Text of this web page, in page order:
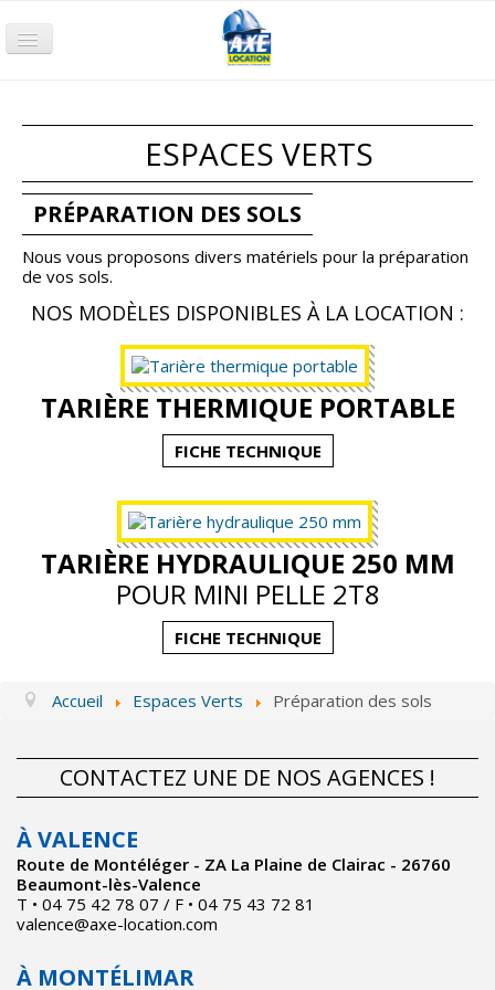
Compactage
Nacelle
Chariot
Pompage
Air comprimé
Petits Outillages
Qui sommes-nous ?
Actualités
Contact
ESPACES VERTS
PRÉPARATION DES SOLS
Nous vous proposons divers matériels pour la préparation
de vos sols.
NOS MODÈLES DISPONIBLES À LA LOCATION :
TARIÈRE THERMIQUE PORTABLE
FICHE TECHNIQUE
TARIÈRE HYDRAULIQUE 250 MM
POUR MINI PELLE 2T8
FICHE TECHNIQUE
Accueil Espaces Verts Préparation des sols
CONTACTEZ UNE DE NOS AGENCES !
À VALENCE
Route de Montéléger - ZA La Plaine de Clairac - 26760
Beaumont-lès-Valence
T • 04 75 42 78 07 / F • 04 75 43 72 81
valence@axe-location.com
À MONTÉLIMAR